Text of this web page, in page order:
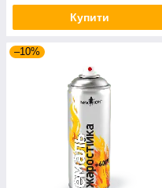
Купити
–10%